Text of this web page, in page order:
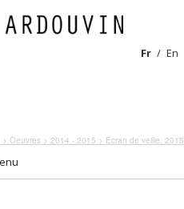
Fr En
> Oeuvres > 2014 - 2015 > Ecran de veille, 2015